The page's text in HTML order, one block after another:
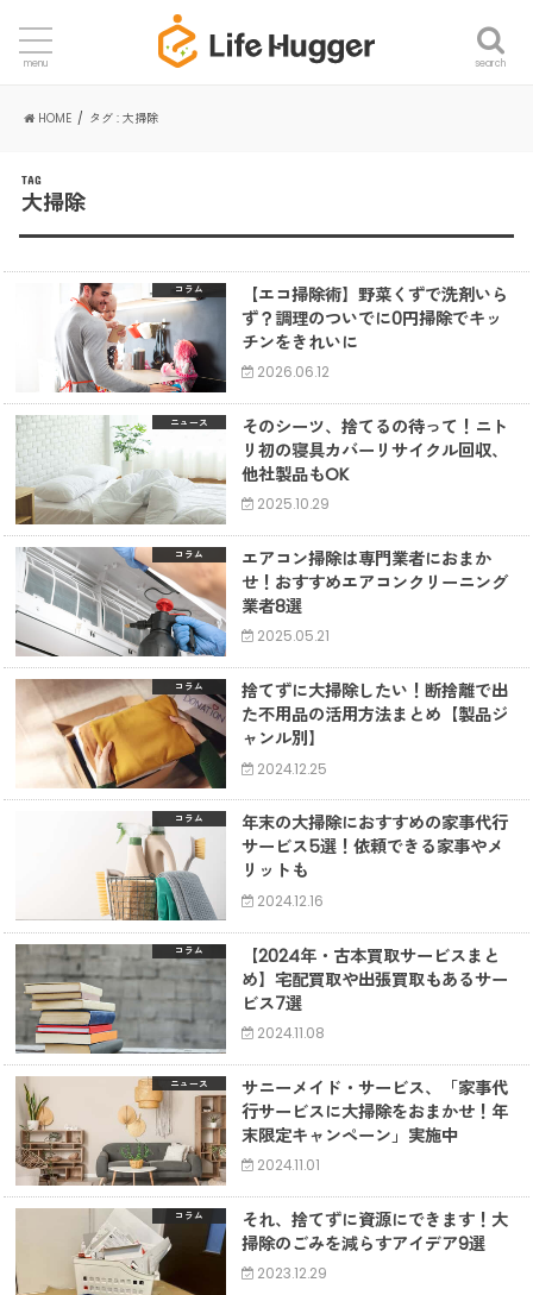
search
menu
HOME タグ : 大掃除
TAG
大掃除
コラム
【エコ掃除術】野菜くずで洗剤いら
ず？調理のついでに0円掃除でキッ
チンをきれいに
2026.06.12
ニュース
そのシーツ、捨てるの待って！ニト
リ初の寝具カバーリサイクル回収、
他社製品もOK
2025.10.29
コラム
エアコン掃除は専門業者におまか
せ！おすすめエアコンクリーニング
業者8選
2025.05.21
コラム
捨てずに大掃除したい！断捨離で出
た不用品の活用方法まとめ【製品ジ
ャンル別】
2024.12.25
コラム
年末の大掃除におすすめの家事代行
サービス5選！依頼できる家事やメ
リットも
2024.12.16
コラム
【2024年・古本買取サービスまと
め】宅配買取や出張買取もあるサー
ビス7選
2024.11.08
ニュース
サニーメイド・サービス、「家事代
行サービスに大掃除をおまかせ！年
末限定キャンペーン」実施中
2024.11.01
コラム
それ、捨てずに資源にできます！大
掃除のごみを減らすアイデア9選
2023.12.29